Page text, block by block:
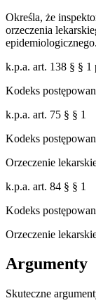
Określa, że
orzeczenia
epidemiologicznego.
k.p.a. art. 138 § § 1
Kodeks
k.p.a. art. 75 § § 1
Kodeks
Orzeczenie
k.p.a. art. 84 § § 1
Kodeks
Orzeczenie
Argumenty
Skuteczne